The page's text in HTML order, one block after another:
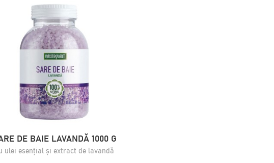
DE BAIE LAVANDĂ 1000 G
ulei esențial și extract de lavandă